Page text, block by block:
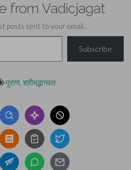
from Vadicjagat
posts sent to your email.
Subscribe
पुराण, श्रीमद्भागवत